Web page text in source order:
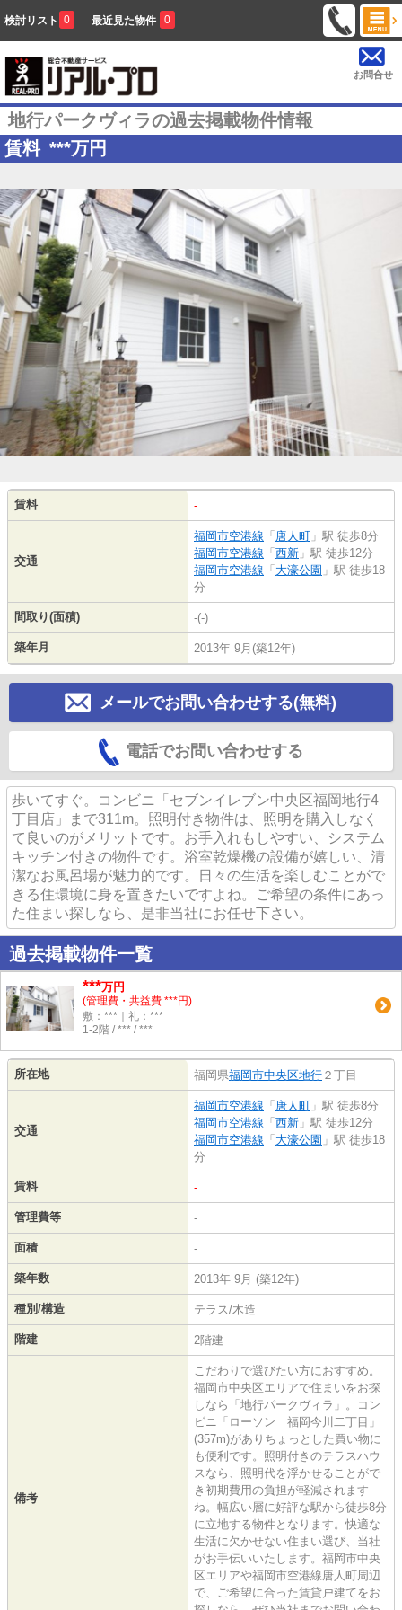
検討リスト 0 最近見た物件 0
お問合せ
地行パークヴィラの過去掲載物件情報
賃料 ***万円
賃料 -
交通
福岡市空港線 「 唐人町 」駅 徒歩8分
福岡市空港線 「 西新 」駅 徒歩12分
福岡市空港線 「 大濠公園 」駅 徒歩18
分
間取り(面積) -(-)
築年月 2013年 9月(築12年)
メールでお問い合わせする(無料)
電話でお問い合わせする
歩いてすぐ。コンビニ「セブンイレブン中央区福岡地行4
丁目店」まで311m。照明付き物件は、照明を購入しなく
て良いのがメリットです。お手入れもしやすい、システム
キッチン付きの物件です。浴室乾燥機の設備が嬉しい、清
潔なお風呂場が魅力的です。日々の生活を楽しむことがで
きる住環境に身を置きたいですよね。ご希望の条件にあっ
た住まい探しなら、是非当社にお任せ下さい。
過去掲載物件一覧
***万円
(管理費・共益費 ***円)
敷：***｜礼：***
1-2階 / *** / ***
所在地 福岡県福岡市中央区地行 ２丁目
交通
福岡市空港線 「 唐人町 」駅 徒歩8分
福岡市空港線 「 西新 」駅 徒歩12分
福岡市空港線 「 大濠公園 」駅 徒歩18
分
賃料 -
管理費等 -
面積 -
築年数 2013年 9月 (築12年)
種別/構造 テラス/木造
階建 2階建
備考
こだわりで選びたい方におすすめ。
福岡市中央区エリアで住まいをお探
しなら「地行パークヴィラ」。コン
ビニ「ローソン 福岡今川二丁目」
(357m)がありちょっとした買い物に
も便利です。照明付きのテラスハウ
スなら、照明代を浮かせることがで
き初期費用の負担が軽減されます
ね。幅広い層に好評な駅から徒歩8分
に立地する物件となります。快適な
生活に欠かせない住まい選び、当社
がお手伝いいたします。福岡市中央
区エリアや福岡市空港線唐人町周辺
で、ご希望に合った賃貸戸建てをお